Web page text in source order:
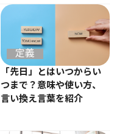
定義
「先日」とはいつからい
つまで？意味や使い方、
言い換え言葉を紹介